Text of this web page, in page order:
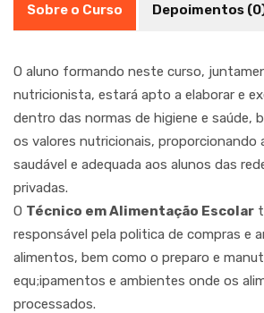
Sobre o Curso Depoimentos
O aluno formando neste curso,
nutricionista, estará apto a elaborar e
dentro das normas de higiene e saúde,
os valores nutricionais, proporcionando
saudável e adequada aos alunos das
privadas.
O Técnico em Alimentação Escolar
responsável pela politica de compras e
alimentos, bem como o preparo e
equ;ipamentos e ambientes onde os
processados.